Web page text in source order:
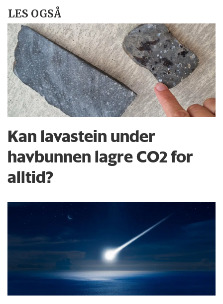
LES OGSÅ
Kan lavastein under
havbunnen lagre CO2 for
alltid?